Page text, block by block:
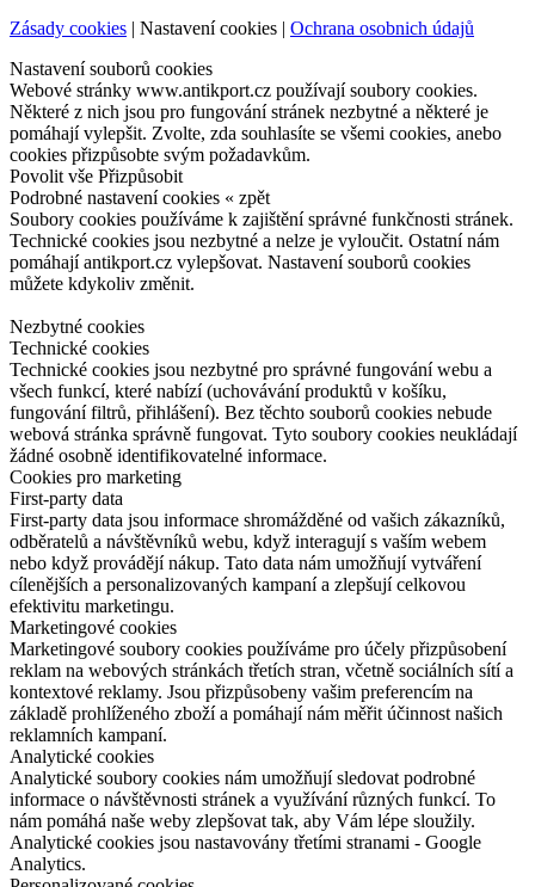
Zásady cookies | Nastavení cookies | Ochrana osobnich údajů
Nastavení souborů cookies
Webové stránky www.antikport.cz používají soubory cookies.
Některé z nich jsou pro fungování stránek nezbytné a některé je
pomáhají vylepšit. Zvolte, zda souhlasíte se všemi cookies, anebo
cookies přizpůsobte svým požadavkům.
Povolit vše Přizpůsobit
Podrobné nastavení cookies « zpět
Soubory cookies používáme k zajištění správné funkčnosti stránek.
Technické cookies jsou nezbytné a nelze je vyloučit. Ostatní nám
pomáhají antikport.cz vylepšovat. Nastavení souborů cookies
můžete kdykoliv změnit.
Nezbytné cookies
Technické cookies
Technické cookies jsou nezbytné pro správné fungování webu a
všech funkcí, které nabízí (uchovávání produktů v košíku,
fungování filtrů, přihlášení). Bez těchto souborů cookies nebude
webová stránka správně fungovat. Tyto soubory cookies neukládají
žádné osobně identifikovatelné informace.
Cookies pro marketing
First-party data
First-party data jsou informace shromážděné od vašich zákazníků,
odběratelů a návštěvníků webu, když interagují s vaším webem
nebo když provádějí nákup. Tato data nám umožňují vytváření
cílenějších a personalizovaných kampaní a zlepšují celkovou
efektivitu marketingu.
Marketingové cookies
Marketingové soubory cookies používáme pro účely přizpůsobení
reklam na webových stránkách třetích stran, včetně sociálních sítí a
kontextové reklamy. Jsou přizpůsobeny vašim preferencím na
základě prohlíženého zboží a pomáhají nám měřit účinnost našich
reklamních kampaní.
Analytické cookies
Analytické soubory cookies nám umožňují sledovat podrobné
informace o návštěvnosti stránek a využívání různých funkcí. To
nám pomáhá naše weby zlepšovat tak, aby Vám lépe sloužily.
Analytické cookies jsou nastavovány třetími stranami - Google
Analytics.